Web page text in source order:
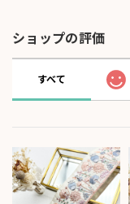
ショップの評価
すべて